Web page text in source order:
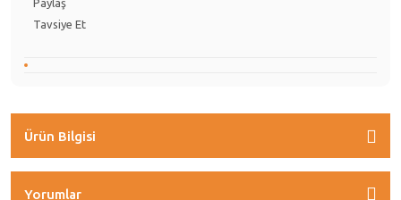
Paylaş
Tavsiye Et
Ürün Bilgisi
Yorumlar